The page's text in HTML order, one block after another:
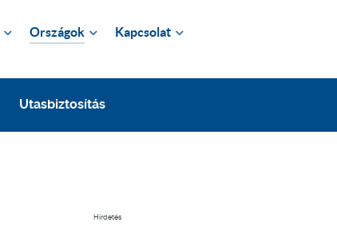
Országok Kapcsolat
Utasbiztosítás
Hirdetés